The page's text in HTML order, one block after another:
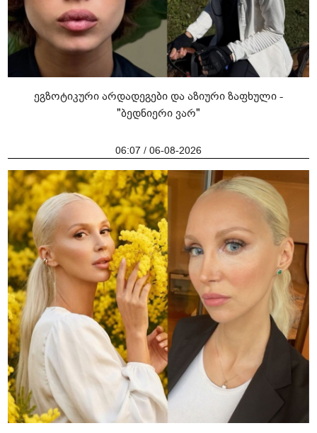
ეგზოტიკური არდადეგები და აზიური ზაფხული -
"ბედნიერი ვარ"
06:07 / 06-08-2026